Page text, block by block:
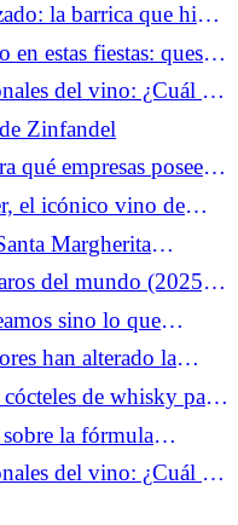
la barrica que hizo
en estas fiestas: queso
del vino: ¿Cuál es
(2025)
Zinfandel
qué empresas poseen
espirituosas de
el icónico vino de
Margherita
compartir y maridar
del mundo (2025)
sino lo que
es preservar
han alterado la
negociosde whisky para
sobre la fórmula
vermú dulce de Italia
del vino: ¿Cuál es
(2025)